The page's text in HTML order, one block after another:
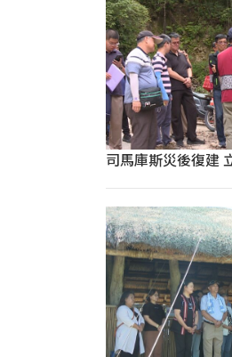
司馬庫斯災後復建